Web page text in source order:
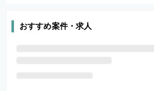
おすすめ案件・求人